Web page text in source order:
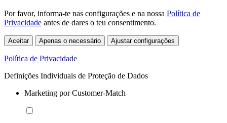
Por favor, informa-te nas configurações e na nossa Política de
Privacidade antes de dares o teu consentimento.
Aceitar Apenas o necessário Ajustar configurações
Política de Privacidade
Definições Individuais de Proteção de Dados
Marketing por Customer-Match